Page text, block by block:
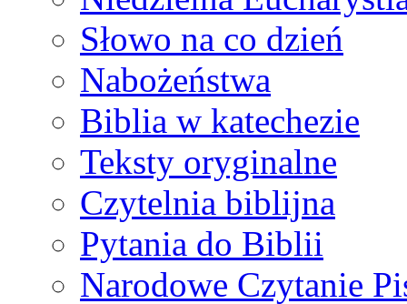
Słowo na co dzień
Nabożeństwa
Biblia w katechezie
Teksty oryginalne
Czytelnia biblijna
Pytania do Biblii
Narodowe Czytanie